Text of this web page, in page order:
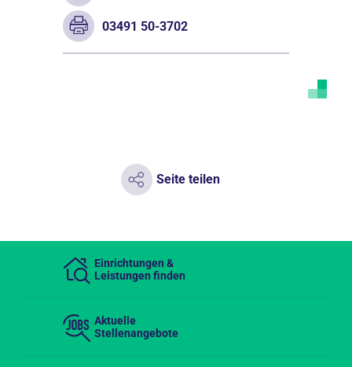
03491 50-3702
Seite teilen
Einrichtungen &
Leistungen finden
Aktuelle
Stellenangebote